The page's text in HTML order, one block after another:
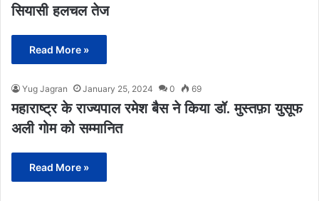
सियासी हलचल तेज
Read More »
Yug Jagran January 25, 2024 0 69
महाराष्ट्र के राज्यपाल रमेश बैस ने किया डॉ. मुस्तफ़ा युसूफ
अली गोम को सम्मानित
Read More »